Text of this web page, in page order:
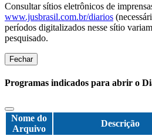
Consultar sítios eletrônicos de
www.jusbrasil.com.br/diarios
períodos digitalizados nesse sítio
pesquisado.
Fechar
Programas indicados para abrir o
Nome do
Arquivo
Descrição